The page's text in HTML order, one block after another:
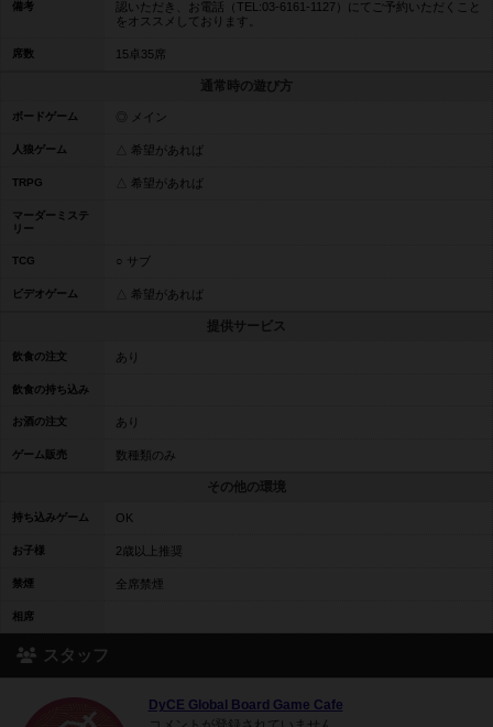
備考
認いただき、お電話（TEL:03-6161-1127）にてご予約いただくこと
をオススメしております。
席数 15卓35席
通常時の遊び方
ボードゲーム ◎ メイン
人狼ゲーム △ 希望があれば
TRPG △ 希望があれば
マーダーミステ
リー
TCG ○ サブ
ビデオゲーム △ 希望があれば
提供サービス
飲食の注文 あり
飲食の持ち込み
お酒の注文 あり
ゲーム販売 数種類のみ
その他の環境
持ち込みゲーム OK
お子様 2歳以上推奨
禁煙 全席禁煙
相席
スタッフ
DyCE Global Board Game Cafe